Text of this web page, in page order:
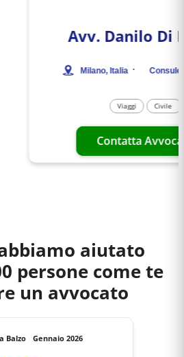
Di Nuzzo
Consulenza legale
aiutato
persone come te
un avvocato
Balzo Gennaio 2026